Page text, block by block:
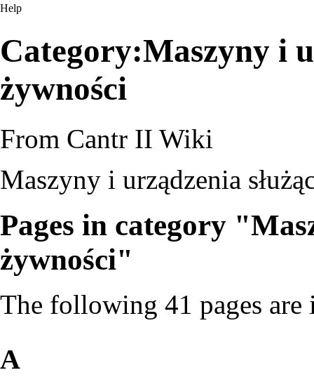
Help
Category:Maszyny i
żywności
From Cantr II Wiki
Maszyny i urządzenia
Pages in category
żywności"
The following 41 pages
A